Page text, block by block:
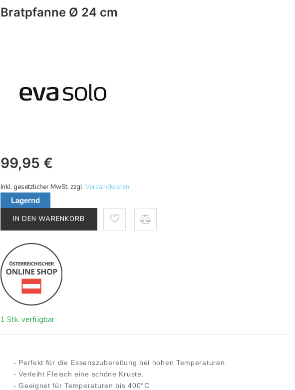
Bratpfanne Ø 24 cm
99,95 €
Inkl. gesetzlicher MwSt. zzgl.Versandkosten
Lagernd
IN DEN WARENKORB
1 Stk. verfügbar
- Perfekt für die Essenszubereitung bei hohen Temperaturen.
- Verleiht Fleisch eine schöne Kruste.
- Geeignet für Temperaturen bis 400°C